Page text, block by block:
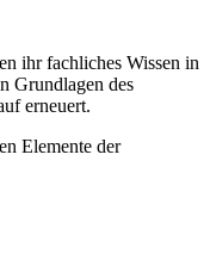
ihr fachliches Wissen in
Grundlagen des
erneuert.
Elemente der